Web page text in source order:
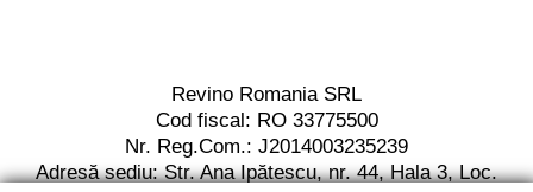
Revino Romania SRL
Cod fiscal: RO 33775500
Nr. Reg.Com.: J2014003235239
Adresă sediu: Str. Ana Ipătescu,nr. 44, Hala 3,Loc.